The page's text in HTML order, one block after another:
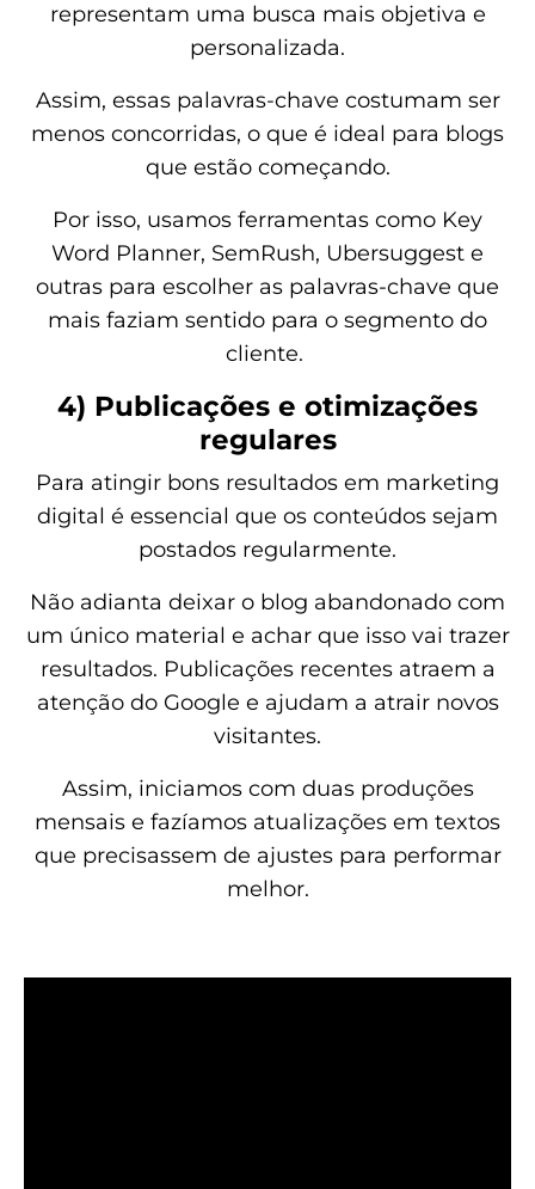
representam uma busca mais objetiva e
personalizada.
Assim, essas palavras-chave costumam ser
menos concorridas, o que é ideal para blogs
que estão começando.
Por isso, usamos ferramentas como Key
Word Planner, SemRush, Ubersuggest e
outras para escolher as palavras-chave que
mais faziam sentido para o segmento do
cliente.
4) Publicações e otimizações
regulares
Para atingir bons resultados em marketing
digital é essencial que os conteúdos sejam
postados regularmente.
Não adianta deixar o blog abandonado com
um único material e achar que isso vai trazer
resultados. Publicações recentes atraem a
atenção do Google e ajudam a atrair novos
visitantes.
Assim, iniciamos com duas produções
mensais e fazíamos atualizações em textos
que precisassem de ajustes para performar
melhor.